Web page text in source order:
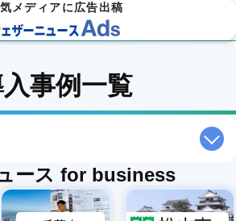
物
流
気
象
施
設・
気象
防
災）
ル
ギ
ー
気
ダム
気象
気象
ゲリ
対
象情報 気象データをAPIで
メディアに広告出稿
事例一覧
ース for business